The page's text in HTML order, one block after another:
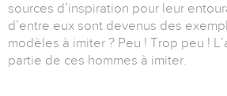
sources d’inspiration pour leur
d’entre eux sont devenus des
modèles à imiter ? Peu ! Trop peu !
partie de ces hommes à imiter.